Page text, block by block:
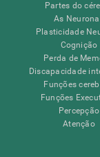
Partes do
As
Plasticidade
Cognição
Perda de
Discapacidade
Funções
Funções
Percepção
Atenção